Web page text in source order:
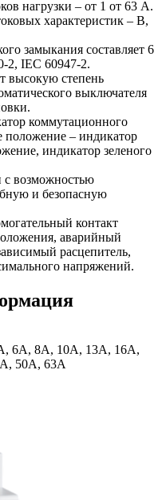
нагрузки – от 1 от 63 А.
характеристик – В,
замыкания составляет 6
2, IEC 60947-2.
высокую степень
выключателя
коммутационного
положение – индикатор
индикатор зеленого
возможностью
и безопасную
контакт
аварийный
расцепитель,
напряжений.
6А, 8А, 10А, 13A, 16А,
50А, 63А